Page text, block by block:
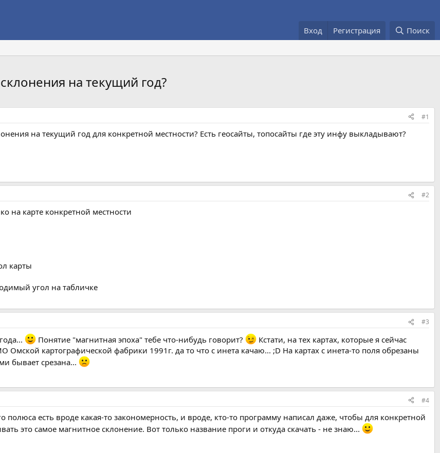
Вход Регистрация Поиск
на текущий год?
#1
на текущий год для конкретной местности? Есть геосайты, топосайты где эту инфу выкладывают?
#2
на карте конкретной местности
карты
угол на табличке
#3
Понятие "магнитная эпоха" тебе что-нибудь говорит?
Кстати, на тех картах, которые я сейчас
картографической фабрики 1991г. да то что с инета качаю... ;D На картах с инета-то поля обрезаны
бывает срезана...
#4
есть вроде какая-то закономерность, и вроде, кто-то программу написал даже, чтобы для конкретной
это самое магнитное склонение. Вот только название проги и откуда скачать - не знаю...